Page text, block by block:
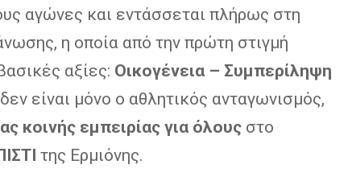
αγώνες και εντάσσεται πλήρως στη
η οποία από την πρώτη στιγμή
αξίες: Οικογένεια – Συμπερίληψη
είναι μόνο ο αθλητικός ανταγωνισμός,
κοινής εμπειρίας για όλους στο
της Ερμιόνης.